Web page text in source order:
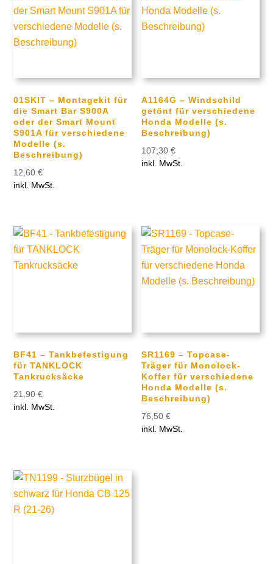
01SKIT – Montagekit für
die Smart Bar S900A
oder der Smart Mount
S901A für verschiedene
Modelle (s.
Beschreibung)
12,60€
inkl. MwSt.
A1164G – Windschild
getönt für verschiedene
Honda Modelle (s.
Beschreibung)
107,30€
inkl. MwSt.
BF41 – Tankbefestigung
für TANKLOCK
Tankrucksäcke
21,90€
inkl. MwSt.
SR1169 – Topcase-
Träger für Monolock-
Koffer für verschiedene
Honda Modelle (s.
Beschreibung)
76,50€
inkl. MwSt.